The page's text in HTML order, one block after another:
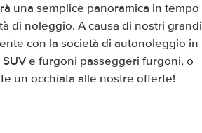
una semplice panoramica in tempo
di noleggio. A causa di nostri grandi
con la società di autonoleggio in
e furgoni passeggeri furgoni, o
un occhiata alle nostre offerte!